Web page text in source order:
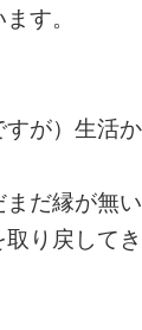
す。
が）生活
だ縁が無
り戻してき